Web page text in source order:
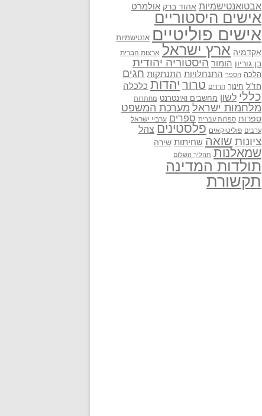
אבטואנטישמיות אהוד ברק אולמרט
אישים היסטוריים
אישים פוליטיים אנטישמיות
אקדמיה ארץ ישראל ארצות הברית
בן גוריון הומור היסטוריה יהודית
הלכה הספר התנחלויות התנתקות חגים
חז"ל חינוך חרדים טרור יהדות כלכלה
כללי לשון מחשבים ואינטרנט מחתרות
מלחמות ישראל מערכת המשפט
ספרות ספרות עברית ספרים ערביי ישראל
ערבים פוליטיקאים פלסטינים צהל
ציונות שואה שחיתות שירה
שמאלנות תהליך השלום
תולדות המדינה
תקשורת